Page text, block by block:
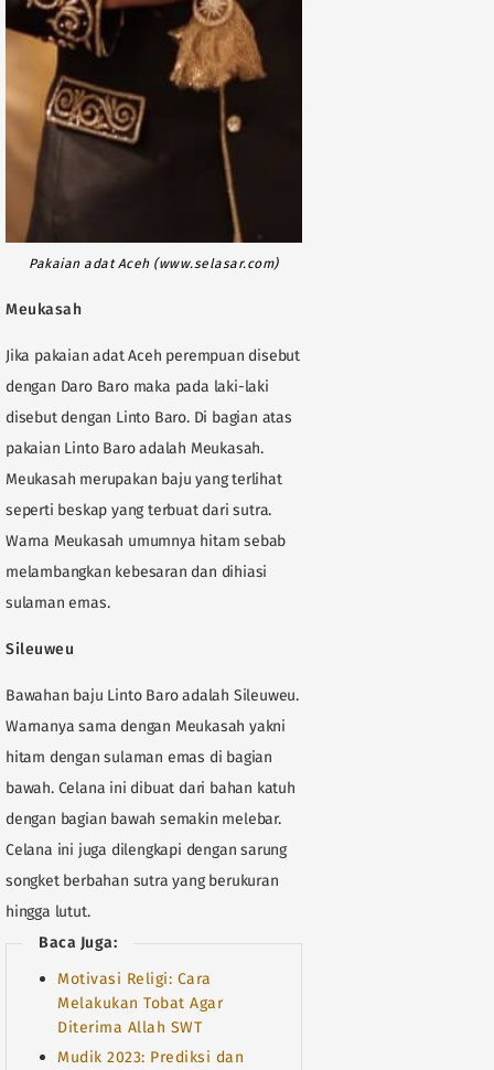
Pakaian adat Aceh (www.selasar.com)
Meukasah
Jika pakaian adat Aceh perempuan disebut
dengan Daro Baro maka pada laki-laki
disebut dengan Linto Baro. Di bagian atas
pakaian Linto Baro adalah Meukasah.
Meukasah merupakan baju yang terlihat
seperti beskap yang terbuat dari sutra.
Warna Meukasah umumnya hitam sebab
melambangkan kebesaran dan dihiasi
sulaman emas.
Sileuweu
Bawahan baju Linto Baro adalah Sileuweu.
Warnanya sama dengan Meukasah yakni
hitam dengan sulaman emas di bagian
bawah. Celana ini dibuat dari bahan katuh
dengan bagian bawah semakin melebar.
Celana ini juga dilengkapi dengan sarung
songket berbahan sutra yang berukuran
hingga lutut.
Baca Juga:
Motivasi Religi: Cara
Melakukan Tobat Agar
Diterima Allah SWT
Mudik 2023: Prediksi dan